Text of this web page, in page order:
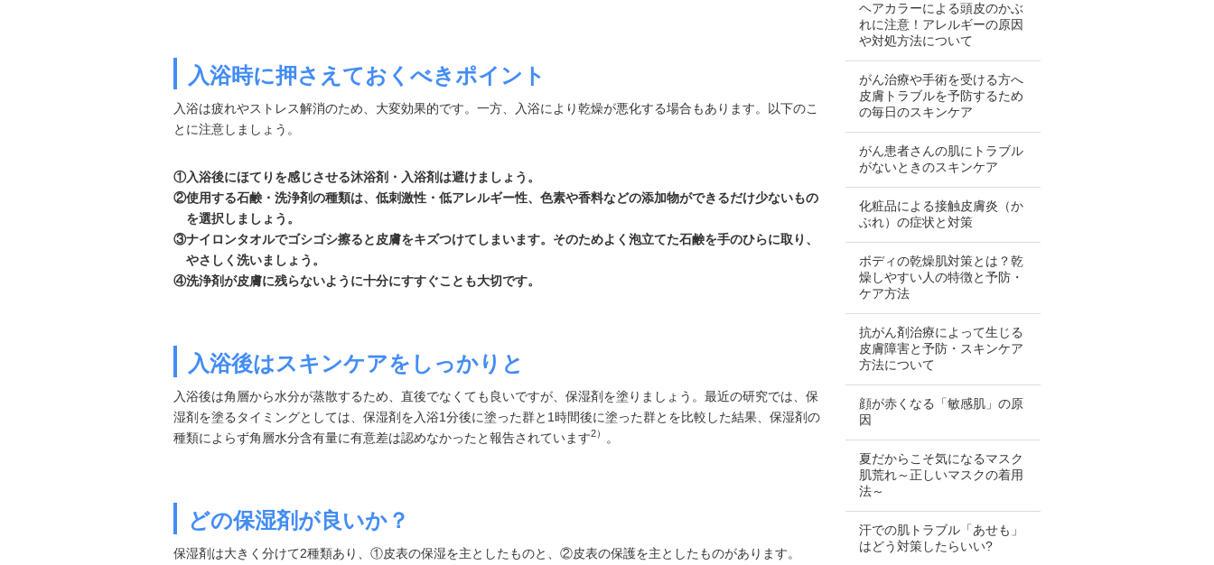
入浴時に押さえておくべきポイント
入浴は疲れやストレス解消のため、大変効果的です。一方、入浴により乾燥が悪化する場合もあります。以下のこ
とに注意しましょう。
①入浴後にほてりを感じさせる沐浴剤・入浴剤は避けましょう。
②使用する石鹸・洗浄剤の種類は、低刺激性・低アレルギー性、色素や香料などの添加物ができるだけ少ないもの
を選択しましょう。
③ナイロンタオルでゴシゴシ擦ると皮膚をキズつけてしまいます。そのためよく泡立てた石鹸を手のひらに取り、
やさしく洗いましょう。
④洗浄剤が皮膚に残らないように十分にすすぐことも大切です。
入浴後はスキンケアをしっかりと
入浴後は角層から水分が蒸散するため、直後でなくても良いですが、保湿剤を塗りましょう。最近の研究では、保
湿剤を塗るタイミングとしては、保湿剤を入浴1分後に塗った群と1時間後に塗った群とを比較した結果、保湿剤の
種類によらず角層水分含有量に有意差は認めなかったと報告されています2） 。
どの保湿剤が良いか？
保湿剤は大きく分けて2種類あり、①皮表の保湿を主としたものと、②皮表の保護を主としたものがあります。
ヘアカラーによる頭皮のかぶ
れに注意！アレルギーの原因
や対処方法について
がん治療や手術を受ける方へ
皮膚トラブルを予防するため
の毎日のスキンケア
がん患者さんの肌にトラブル
がないときのスキンケア
化粧品による接触皮膚炎（か
ぶれ）の症状と対策
ボディの乾燥肌対策とは？乾
燥しやすい人の特徴と予防・
ケア方法
抗がん剤治療によって生じる
皮膚障害と予防・スキンケア
方法について
顔が赤くなる「敏感肌」の原
因
夏だからこそ気になるマスク
肌荒れ～正しいマスクの着用
法～
汗での肌トラブル「あせも」
はどう対策したらいい?